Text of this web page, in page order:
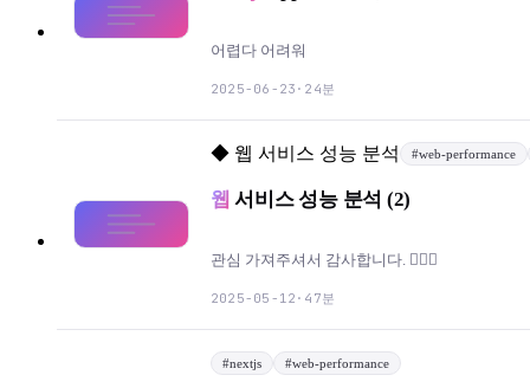
어렵다 어려워
2025-06-23 · 24분
◆ 웹 서비스 성능 분석 #web-performance
웹 서비스 성능 분석 (2)
관심 가져주셔서 감사합니다. 🙇🏻‍♂️
2025-05-12 · 47분
#nextjs #web-performance